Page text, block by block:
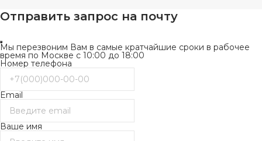
Отправить запрос на почту
Мы перезвоним Вам в самые кратчайшие сроки в рабочее
время по Москве с 10:00 до 18:00
Номер телефона
Email
Ваше имя